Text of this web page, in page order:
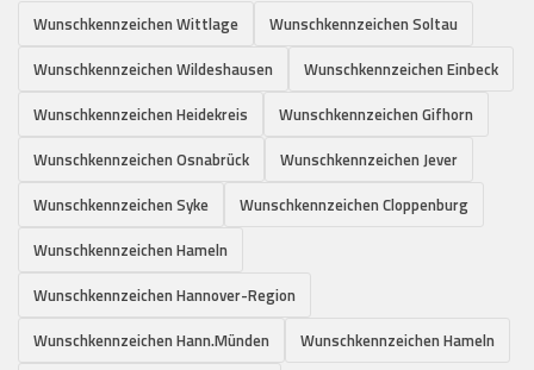
Wunschkennzeichen Wittlage
Wunschkennzeichen Soltau
Wunschkennzeichen Wildeshausen
Wunschkennzeichen Einbeck
Wunschkennzeichen Heidekreis
Wunschkennzeichen Gifhorn
Wunschkennzeichen Osnabrück
Wunschkennzeichen Jever
Wunschkennzeichen Syke
Wunschkennzeichen Cloppenburg
Wunschkennzeichen Hameln
Wunschkennzeichen Hannover-Region
Wunschkennzeichen Hann.Münden
Wunschkennzeichen Hameln